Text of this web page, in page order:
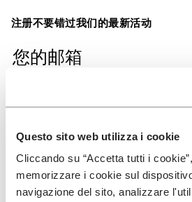
Questo sito web utilizza i cookie
Cliccando su “Accetta tutti i
memorizzare i cookie sul
navigazione del sito, analizzare
注册不要错过我们的最新活动
我同意接收营销通讯，并理解
以个性化我的体验。
如需了解我们如何处理您的数据，请访问
以随时取消订阅。